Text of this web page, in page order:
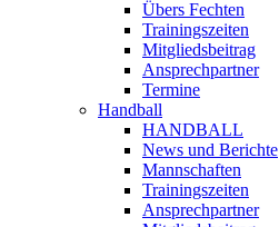
Übers Fechten
Trainingszeiten
Mitgliedsbeitrag
Ansprechpartner
Termine
Handball
HANDBALL
News und Berichte
Mannschaften
Trainingszeiten
Ansprechpartner